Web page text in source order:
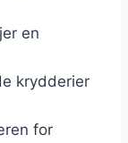
en
krydderier
for